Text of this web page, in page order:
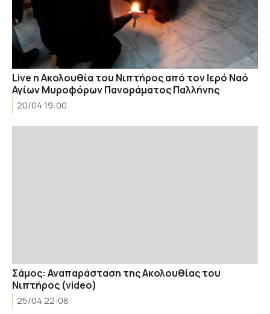
Live η Ακολουθία του Νιπτήρος από τον Ιερό Ναό
Αγίων Μυροφόρων Πανοράματος Παλλήνης
20/04 19:00
Σάμος: Αναπαράσταση της Ακολουθίας του
Νιπτήρος (video)
25/04 22:08